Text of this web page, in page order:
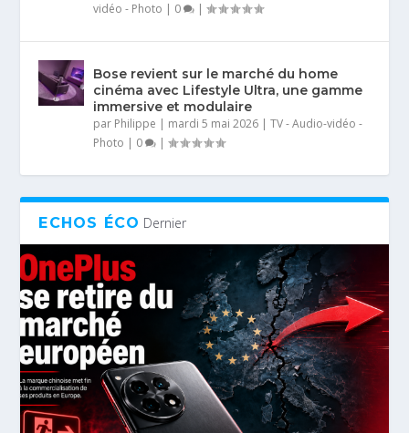
vidéo - Photo | 0 |
Bose revient sur le marché du home
cinéma avec Lifestyle Ultra, une gamme
immersive et modulaire
par Philippe | mardi 5 mai 2026 |TV - Audio-vidéo -
Photo | 0 |
ECHOS ÉCO Dernier